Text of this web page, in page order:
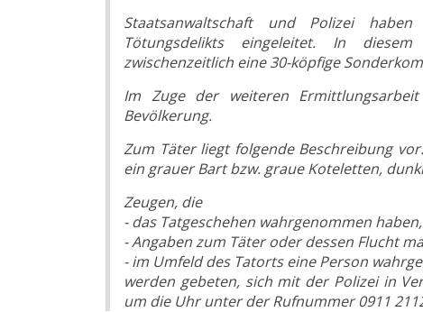
Staatsanwaltschaft und Polizei
Tötungsdelikts eingeleitet. In
zwischenzeitlich eine 30-köpfige
Im Zuge der weiteren
Bevölkerung.
Zum Täter liegt folgende Beschreibung
ein grauer Bart bzw. graue Koteletten,
Zeugen, die
- das Tatgeschehen wahrgenommen haben,
- Angaben zum Täter oder dessen Flucht
- im Umfeld des Tatorts eine Person
werden gebeten, sich mit der Polizei in
um die Uhr unter der Rufnummer 0911